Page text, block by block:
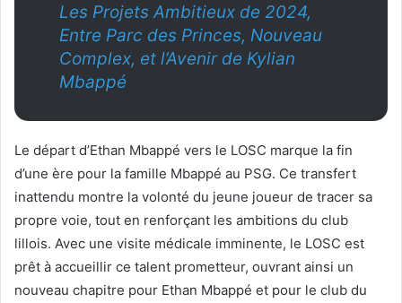
Les Projets Ambitieux de 2024,
Entre Parc des Princes, Nouveau
Complex, et l’Avenir de Kylian
Mbappé
Le départ d’Ethan Mbappé vers le LOSC marque la fin
d’une ère pour la famille Mbappé au PSG. Ce transfert
inattendu montre la volonté du jeune joueur de tracer sa
propre voie, tout en renforçant les ambitions du club
lillois. Avec une visite médicale imminente, le LOSC est
prêt à accueillir ce talent prometteur, ouvrant ainsi un
nouveau chapitre pour Ethan Mbappé et pour le club du